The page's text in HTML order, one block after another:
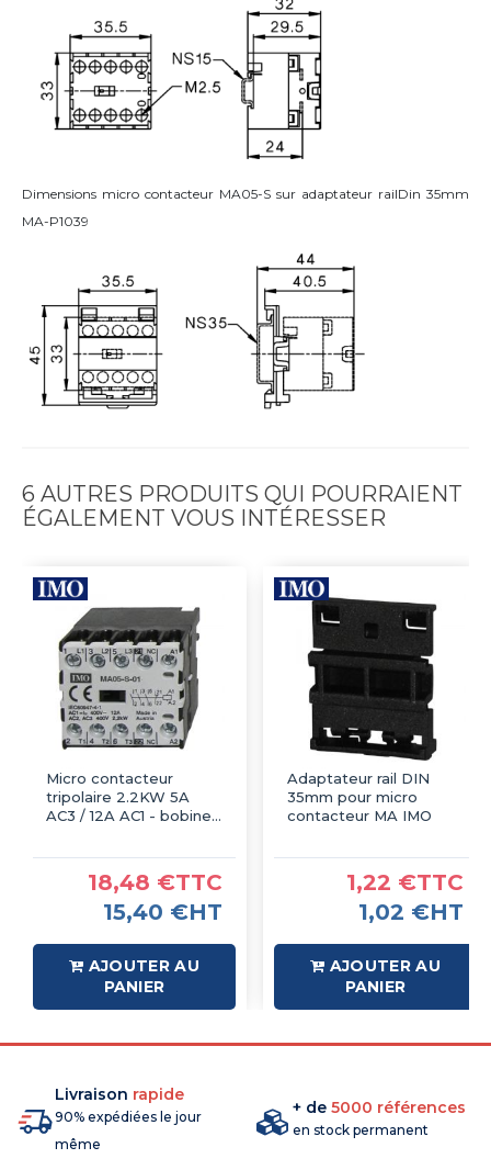
Dimensions micro contacteur MA05-S sur adaptateur railDin 35mm
MA-P1039
6 AUTRES PRODUITS QUI POURRAIENT
ÉGALEMENT VOUS INTÉRESSER
Micro contacteur
tripolaire 2.2KW 5A
AC3 / 12A AC1 - bobine
18,48 €TTC
15,40 €HT
AJOUTER AU
PANIER
Adaptateur rail DIN
35mm pour micro
contacteur MA IMO
1,22 €TTC
1,02 €HT
AJOUTER AU
PANIER
Livraison rapide
90% expédiées le jour
même
+ de 5000 références
en stock permanent